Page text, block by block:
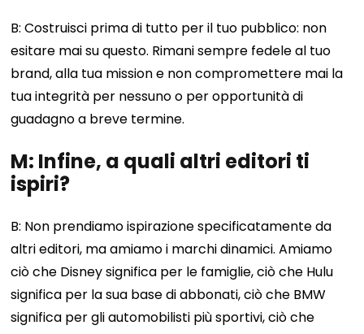
B: Costruisci prima di tutto per il tuo pubblico: non
esitare mai su questo. Rimani sempre fedele al tuo
brand, alla tua mission e non compromettere mai la
tua integrità per nessuno o per opportunità di
guadagno a breve termine.
M: Infine, a quali altri editori ti
ispiri?
B: Non prendiamo ispirazione specificatamente da
altri editori, ma amiamo i marchi dinamici. Amiamo
ciò che Disney significa per le famiglie, ciò che Hulu
significa per la sua base di abbonati, ciò che BMW
significa per gli automobilisti più sportivi, ciò che